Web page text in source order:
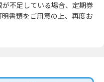
不足している場合、定期券
書類をご用意の上、再度お